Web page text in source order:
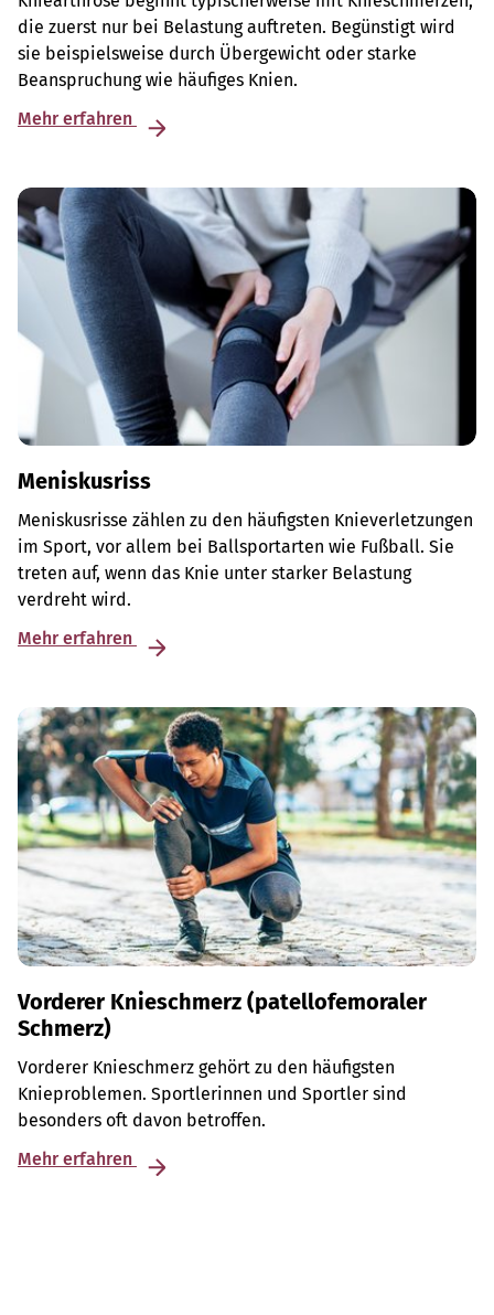
die zuerst nur bei Belastung auftreten. Begünstigt wird
sie beispielsweise durch Übergewicht oder starke
Beanspruchung wie häufiges Knien.
Mehr erfahren
Meniskusriss
Meniskusrisse zählen zu den häufigsten Knieverletzungen
im Sport, vor allem bei Ballsportarten wie Fußball. Sie
treten auf, wenn das Knie unter starker Belastung
verdreht wird.
Mehr erfahren
Vorderer Knieschmerz (patellofemoraler
Schmerz)
Vorderer Knieschmerz gehört zu den häufigsten
Knieproblemen. Sportlerinnen und Sportler sind
besonders oft davon betroffen.
Mehr erfahren